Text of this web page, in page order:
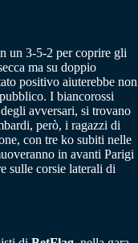
un 3-5-2 per coprire gli
ma su doppio
positivo aiuterebbe non
I biancorossi
avversari, si trovano
però, i ragazzi di
con tre ko subiti nelle
in avanti Parigi
sulle corsie laterali di